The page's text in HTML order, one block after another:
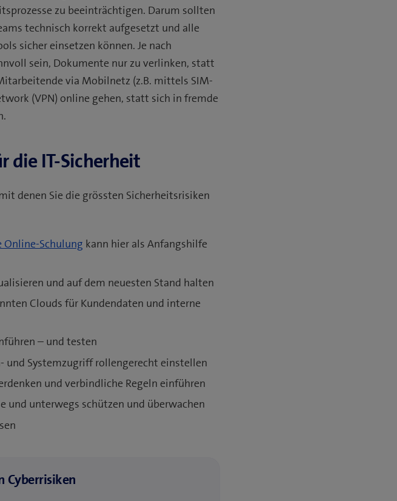
zu beeinträchtigen. Darum sollten
technisch korrekt aufgesetzt und alle
sicher einsetzen können. Je nach
sein, Dokumente nur zu verlinken, statt
via Mobilnetz (z.B. mittels SIM-
(VPN) online gehen, statt sich in fremde
die IT-Sicherheit
denen Sie die grössten Sicherheitsrisiken
Online-Schulung kann hier als Anfangshilfe
und auf dem neuesten Stand halten
Clouds für Kundendaten und interne
– und testen
und Systemzugriff rollengerecht einstellen
und verbindliche Regeln einführen
und unterwegs schützen und überwachen
Cyberrisiken